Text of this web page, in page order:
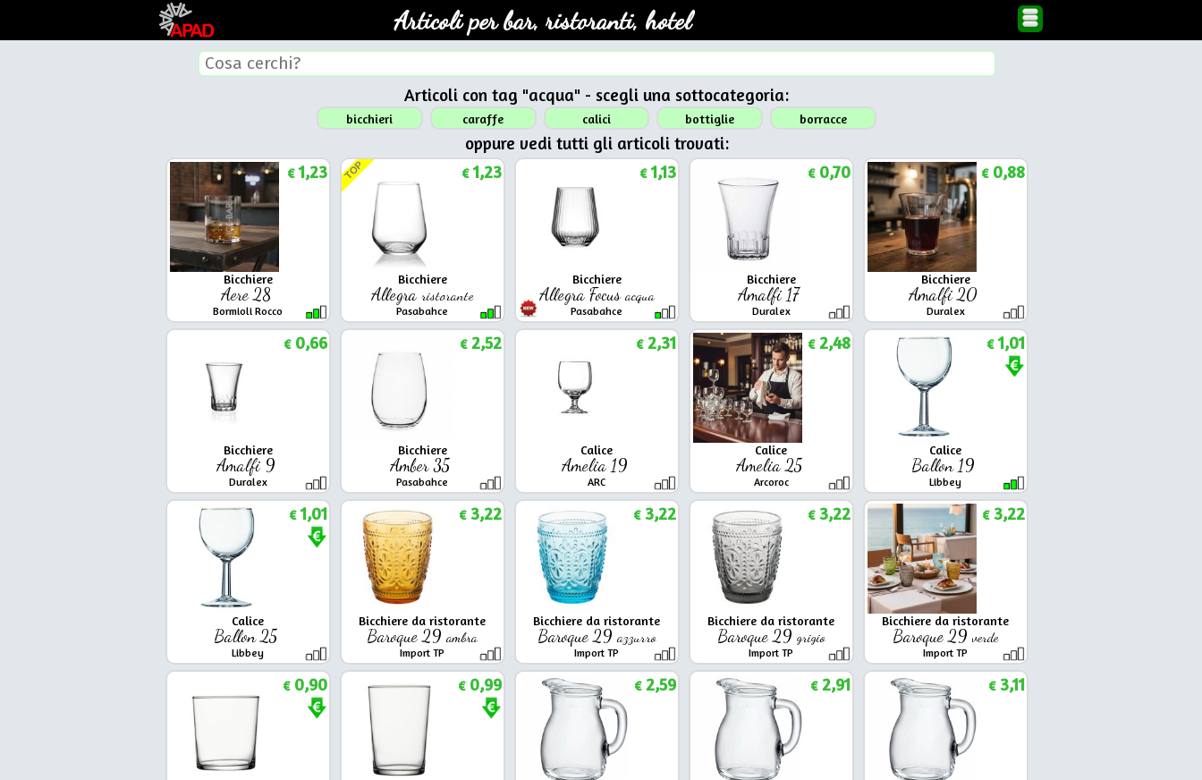
Articoli per bar, ristoranti, hotel
Articoli con tag "acqua" - scegli una sottocategoria:
bicchieri caraffe calici bottiglie borracce
oppure vedi tutti gli articoli trovati:
Bicchiere
Aere 28
Bormioli Rocco
€1,23
Bicchiere
Allegra ristorante
Pasabahce
TOP €1,23
Bicchiere
Allegra Focus acqua
Pasabahce
€1,13
Bicchiere
Amalfi 17
Duralex
€0,70
Bicchiere
Amalfi 20
Duralex
€0,88
Bicchiere
Amalfi 9
Duralex
€0,66
Bicchiere
Amber 35
Pasabahce
€2,52
Calice
Amelia 19
ARC
€2,31
Calice
Amelia 25
Arcoroc
€2,48
Calice
Ballon 19
Libbey
€1,01
Calice
Ballon 25
Libbey
€1,01
Bicchiere da ristorante
Baroque 29 ambra
Import TP
€3,22
Bicchiere da ristorante
Baroque 29 azzurro
Import TP
€3,22
Bicchiere da ristorante
Baroque 29 grigio
Import TP
€3,22
Bicchiere da ristorante
Baroque 29 verde
Import TP
€3,22
€0,90 €0,99 €2,59 €2,91 €3,11